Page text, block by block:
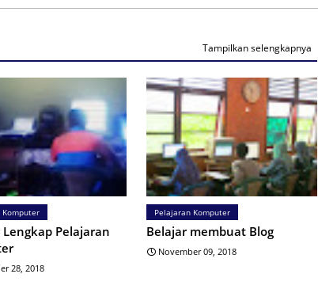
Tampilkan selengkapnya
Komputer
Pelajaran
28, 2018
Pelajaran Komputer
Belajar membuat Blog
November 09, 2018